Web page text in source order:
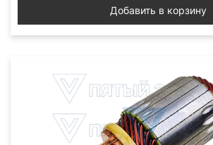
Добавить в корзину